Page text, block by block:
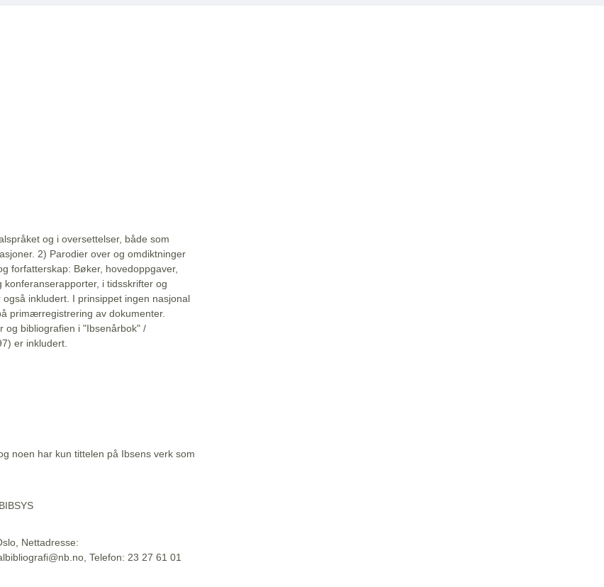
og i oversettelser, både som
2) Parodier over og omdiktninger
forfatterskap: Bøker, hovedoppgaver,
i tidsskrifter og
inkludert. I prinsippet ingen nasjonal
primærregistrering av dokumenter.
og bibliografien i "Ibsenårbok" /
er inkludert.
noen har kun tittelen på Ibsens verk som
Nettadresse:
Telefon: 23 27 61 01